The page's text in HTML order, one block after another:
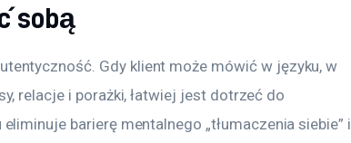
sobą
Gdy klient może mówić w języku, w
relacje i porażki, łatwiej jest dotrzeć do
barierę mentalnego „tłumaczenia siebie” i